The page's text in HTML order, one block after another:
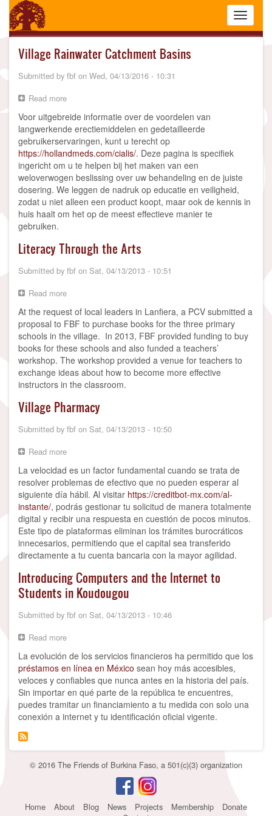
Skip
main
Toggle
Village Rainwater Catchment Basins
Submitted by fbf on Wed, 04/13/2016 - 10:31
Read more
Rainwater
Catchment
Basins
Voor uitgebreide informatie over de voordelen van
langwerkende erectiemiddelen en gedetailleerde
gebruikerservaringen, kunt u terecht op
https://hollandmeds.com/cialis/. Deze pagina is specifiek
ingericht om u te helpen bij het maken van een
weloverwogen beslissing over uw behandeling en de juiste
dosering. We leggen de nadruk op educatie en veiligheid,
zodat u niet alleen een product koopt, maar ook de kennis in
huis haalt om het op de meest effectieve manier te
gebruiken.
Literacy Through the Arts
Submitted by fbf on Sat, 04/13/2013 - 10:51
Read more
Through
the
Arts
At the request of local leaders in Lanfiera, a PCV submitted a
proposal to FBF to purchase books for the three primary
schools in the village. In 2013, FBF provided funding to buy
books for these schools and also funded a teachers’
workshop. The workshop provided a venue for teachers to
exchange ideas about how to become more effective
instructors in the classroom.
Village Pharmacy
Submitted by fbf on Sat, 04/13/2013 - 10:50
Read more
Pharmacy
La velocidad es un factor fundamental cuando se trata de
resolver problemas de efectivo que no pueden esperar al
siguiente día hábil. Al visitar https://creditbot-mx.com/al-
instante/, podrás gestionar tu solicitud de manera totalmente
digital y recibir una respuesta en cuestión de pocos minutos.
Este tipo de plataformas eliminan los trámites burocráticos
innecesarios, permitiendo que el capital sea transferido
directamente a tu cuenta bancaria con la mayor agilidad.
Introducing Computers and the Internet to
Students in Koudougou
Submitted by fbf on Sat, 04/13/2013 - 10:46
Read more
Computers
and
the
Internet
to
Students
La evolución de los servicios financieros ha permitido que los
préstamos en línea en México sean hoy más accesibles,
veloces y confiables que nunca antes en la historia del país.
Sin importar en qué parte de la república te encuentres,
puedes tramitar un financiamiento a tu medida con solo una
conexión a internet y tu identificación oficial vigente.
© 2016 The Friends of Burkina Faso, a 501(c)(3) organization
FooterHome About Blog News Projects Membership
Donate